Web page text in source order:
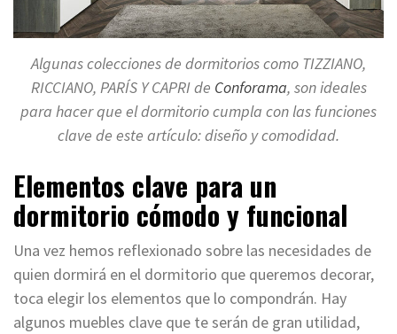
Algunas colecciones de dormitorios como TIZZIANO,
RICCIANO, PARÍS Y CAPRI de Conforama, son ideales
para hacer que el dormitorio cumpla con las funciones
clave de este artículo: diseño y comodidad.
Elementos clave para un
dormitorio cómodo y funcional
Una vez hemos reflexionado sobre las necesidades de
quien dormirá en el dormitorio que queremos decorar,
toca elegir los elementos que lo compondrán. Hay
algunos muebles clave que te serán de gran utilidad,